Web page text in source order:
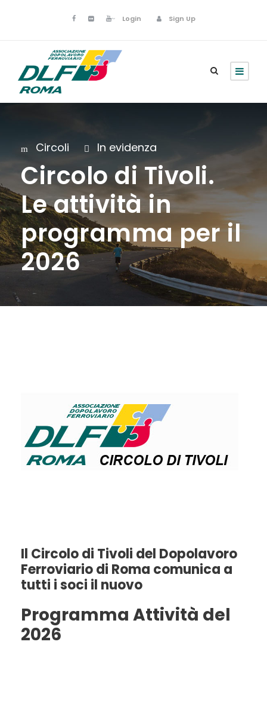
Login Sign Up
Circoli In evidenza
Circolo di Tivoli.
Le attività in
programma per il
2026
Il Circolo di Tivoli del Dopolavoro
Ferroviario di Roma comunica a
tutti i soci il nuovo
Programma Attività del
2026